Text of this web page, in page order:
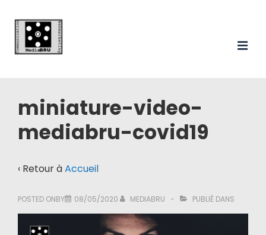
passer
contenu
Navigation
miniature-video-
mediabru-covid19
‹ Retour àAccueil
POSTED ONBY 08/05/2020 MEDIABRU PUBLIÉ DANS